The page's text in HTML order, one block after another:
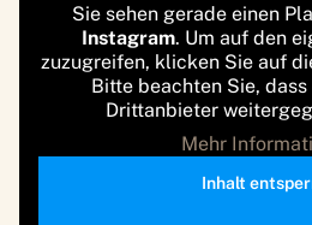
Sie sehen gerade einen
Instagram. Um auf den
zuzugreifen, klicken Sie auf
Bitte beachten Sie,
Drittanbieter
Mehr
Inhalt